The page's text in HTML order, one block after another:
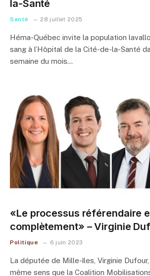
la-Santé
Santé 28 juillet 2025
Héma-Québec invite la population
sang à l’Hôpital de la Cité-de-la-Santé
semaine du mois…
«Le processus référendaire
complètement» – Virginie
Politique 6 juin 2023
La députée de Mille-îles, Virginie
même sens que la Coalition